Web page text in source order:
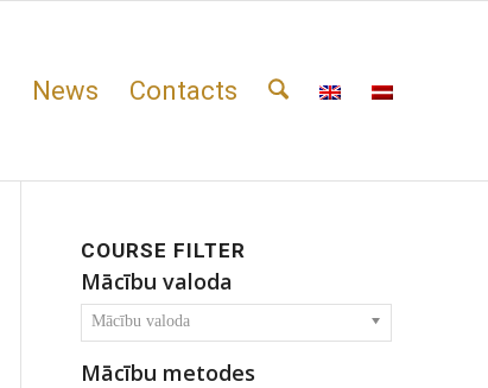
News Contacts
COURSE FILTER
Mācību valoda
Mācību valoda
Mācību metodes